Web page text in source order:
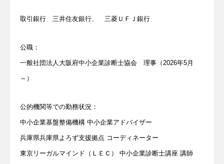
取引銀行 三井住友銀行、 三菱ＵＦＪ銀行
公職：
一般社団法人大阪府中小企業診断士協会 理事（2026年5月
～）
公的機関等での勤務状況：
中小企業基盤整備機構 中小企業アドバイザー
兵庫県兵庫県よろず支援拠点 コーディネーター
東京リーガルマインド（ＬＥＣ） 中小企業診断士講座 講師